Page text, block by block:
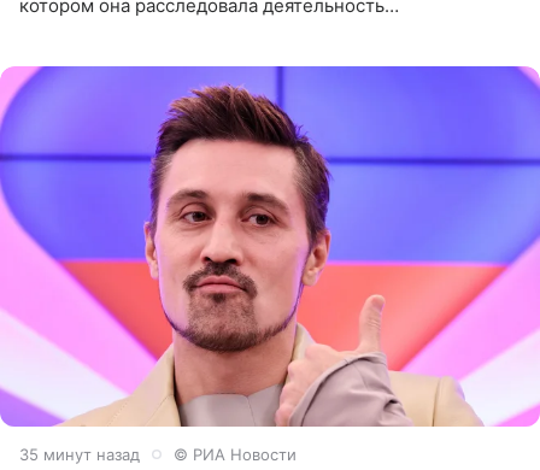
котором она расследовала деятельность
35 минут назад © РИА Новости